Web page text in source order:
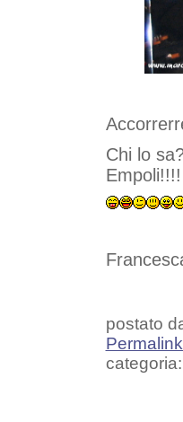
Chi lo
Empoli!!!!
postato
categoria: